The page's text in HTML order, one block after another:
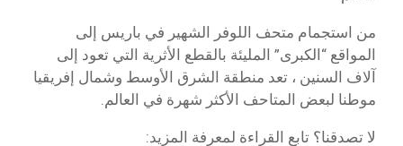
من استجمام متحف اللوفر الشهير في باريس إلى
المواقع “الكبرى” المليئة بالقطع الأثرية التي تعود إلى
آلاف السنين ، تعد منطقة الشرق الأوسط وشمال إفريقيا
موطنا لبعض المتاحف الأكثر شهرة في العالم.
لا تصدقنا؟ تابع القراءة لمعرفة المزيد: